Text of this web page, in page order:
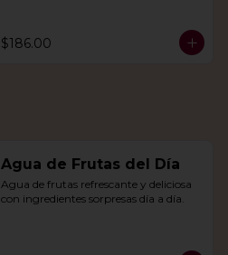
$186.00
Agua de Frutas del Día
Agua de frutas refrescante y deliciosa
con ingredientes sorpresas día a día.